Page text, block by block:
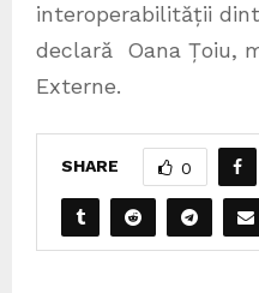
interoperabilității
declară Oana Țoiu,
Externe.
SHARE 0